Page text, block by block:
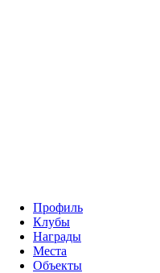
Профиль
Клубы
Награды
Места
Объекты